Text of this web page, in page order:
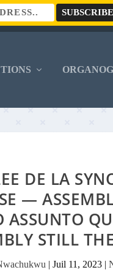
DE LA
—
STILL
|Juil 11, 2023 |